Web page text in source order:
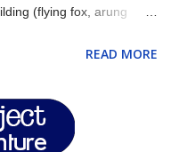
(flying fox, arung
untuk efisiensi biaya,
suasana baru
READ MORE